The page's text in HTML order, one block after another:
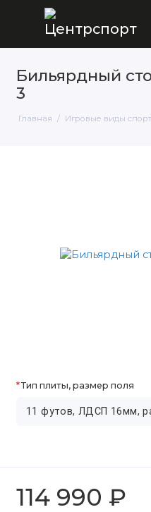
Бильярдный
3
Главная Игровые виды
114 990 ₽
Тип плиты, размер поля